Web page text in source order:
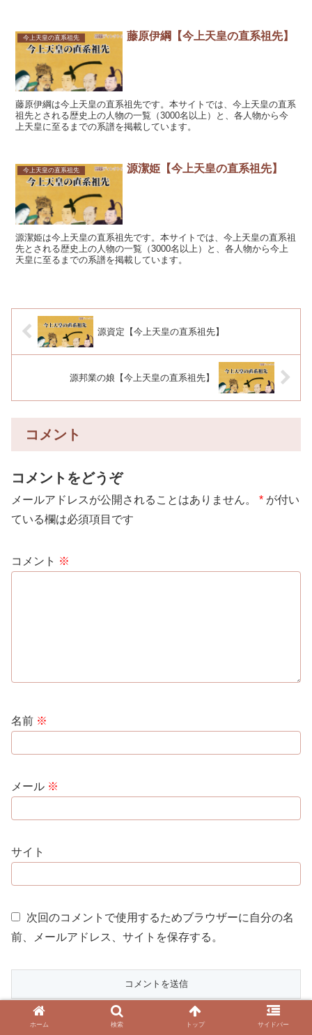
今上天皇の直系祖先 藤原伊綱【今上天皇の直系祖先】
藤原伊綱は今上天皇の直系祖先です。本サイトでは、今上天皇の直系
祖先とされる歴史上の人物の一覧（3000名以上）と、各人物から今
上天皇に至るまでの系譜を掲載しています。
今上天皇の直系祖先 源潔姫【今上天皇の直系祖先】
源潔姫は今上天皇の直系祖先です。本サイトでは、今上天皇の直系祖
先とされる歴史上の人物の一覧（3000名以上）と、各人物から今上
天皇に至るまでの系譜を掲載しています。
源資定【今上天皇の直系祖先】
源邦業の娘【今上天皇の直系祖先】
コメント
コメントをどうぞ
メールアドレスが公開されることはありません。 * が付い
ている欄は必須項目です
コメント ※
名前 ※
メール ※
サイト
次回のコメントで使用するためブラウザーに自分の名
前、メールアドレス、サイトを保存する。
ホーム 検索 トップ サイドバー